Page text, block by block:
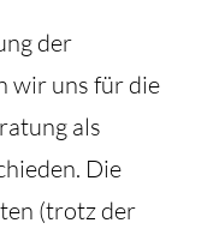
der
wir uns für die
als
Die
(trotz der